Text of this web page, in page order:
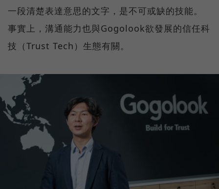
一段清楚表達意思的文字，是不可或缺的技能。
事實上，溝通能力也與Gogolook欲發展的信任科
技（Trust Tech）生態有關。